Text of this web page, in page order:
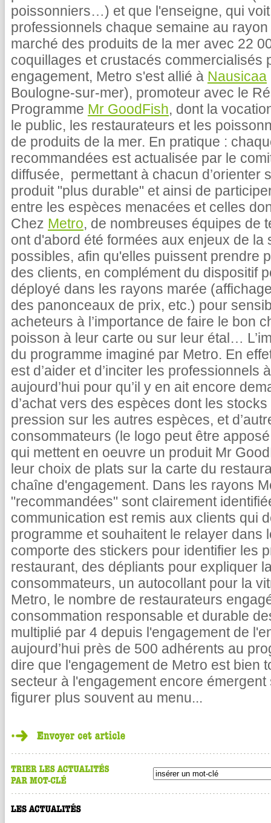
poissonniers…) et que l'enseigne, qui
professionnels chaque semaine au
marché des produits de la mer avec 22
coquillages et crustacés commercialisés
engagement, Metro s'est allié à Nausicaa
Boulogne-sur-mer), promoteur avec le
Programme Mr GoodFish, dont la
le public, les restaurateurs et les
de produits de la mer. En pratique :
recommandées est actualisée par le
diffusée, permettant à chacun d’orienter
produit "plus durable" et ainsi de
entre les espèces menacées et celles
Chez Metro, de nombreuses équipes de
ont d'abord été formées aux enjeux de
possibles, afin qu'elles puissent prendre
des clients, en complément du dispositif
déployé dans les rayons marée
des panonceaux de prix, etc.) pour
acheteurs à l’importance de faire le bon
poisson à leur carte ou sur leur étal…
du programme imaginé par Metro. En
est d’aider et d’inciter les professionnels
aujourd’hui pour qu’il y en ait encore
d’achat vers des espèces dont les
pression sur les autres espèces, et
consommateurs (le logo peut être
qui mettent en oeuvre un produit Mr
leur choix de plats sur la carte du
chaîne d'engagement. Dans les rayons
"recommandées" sont clairement
communication est remis aux clients qui
programme et souhaitent le relayer dans
comporte des stickers pour identifier les
restaurant, des dépliants pour expliquer
consommateurs, un autocollant pour la
Metro, le nombre de restaurateurs
consommation responsable et durable
multiplié par 4 depuis l'engagement de
aujourd’hui près de 500 adhérents au
dire que l'engagement de Metro est bien
secteur à l'engagement encore
figurer plus souvent au menu...